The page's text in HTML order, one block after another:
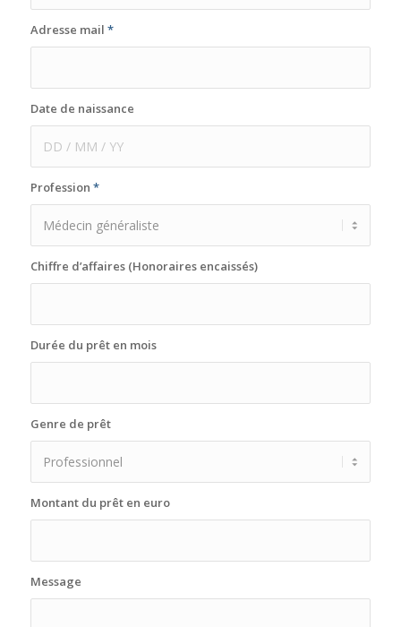
Adresse mail *
Date de naissance
Profession *
Chiffre d’affaires (Honoraires encaissés)
Durée du prêt en mois
Genre de prêt
Montant du prêt en euro
Message